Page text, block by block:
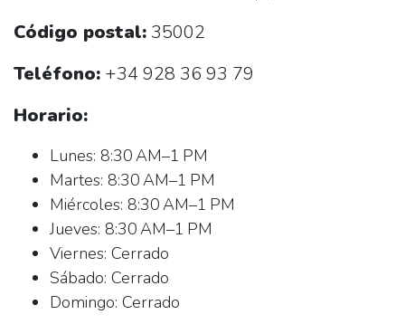
Código postal: 35002
Teléfono: +34 928 36 93 79
Horario:
Lunes: 8:30 AM–1 PM
Martes: 8:30 AM–1 PM
Miércoles: 8:30 AM–1 PM
Jueves: 8:30 AM–1 PM
Viernes: Cerrado
Sábado: Cerrado
Domingo: Cerrado